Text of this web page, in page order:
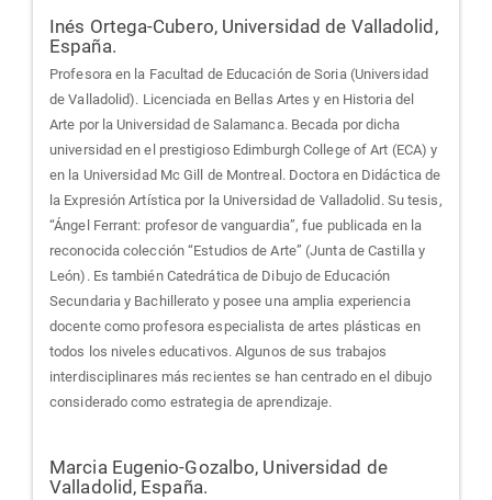
Inés Ortega-Cubero, Universidad de Valladolid,
España.
Profesora en la Facultad de Educación de Soria (Universidad
de Valladolid). Licenciada en Bellas Artes y en Historia del
Arte por la Universidad de Salamanca. Becada por dicha
universidad en el prestigioso Edimburgh College of Art (ECA) y
en la Universidad Mc Gill de Montreal. Doctora en Didáctica de
la Expresión Artística por la Universidad de Valladolid. Su tesis,
“Ángel Ferrant: profesor de vanguardia”, fue publicada en la
reconocida colección “Estudios de Arte” (Junta de Castilla y
León). Es también Catedrática de Dibujo de Educación
Secundaria y Bachillerato y posee una amplia experiencia
docente como profesora especialista de artes plásticas en
todos los niveles educativos. Algunos de sus trabajos
interdisciplinares más recientes se han centrado en el dibujo
considerado como estrategia de aprendizaje.
Marcia Eugenio-Gozalbo, Universidad de
Valladolid, España.